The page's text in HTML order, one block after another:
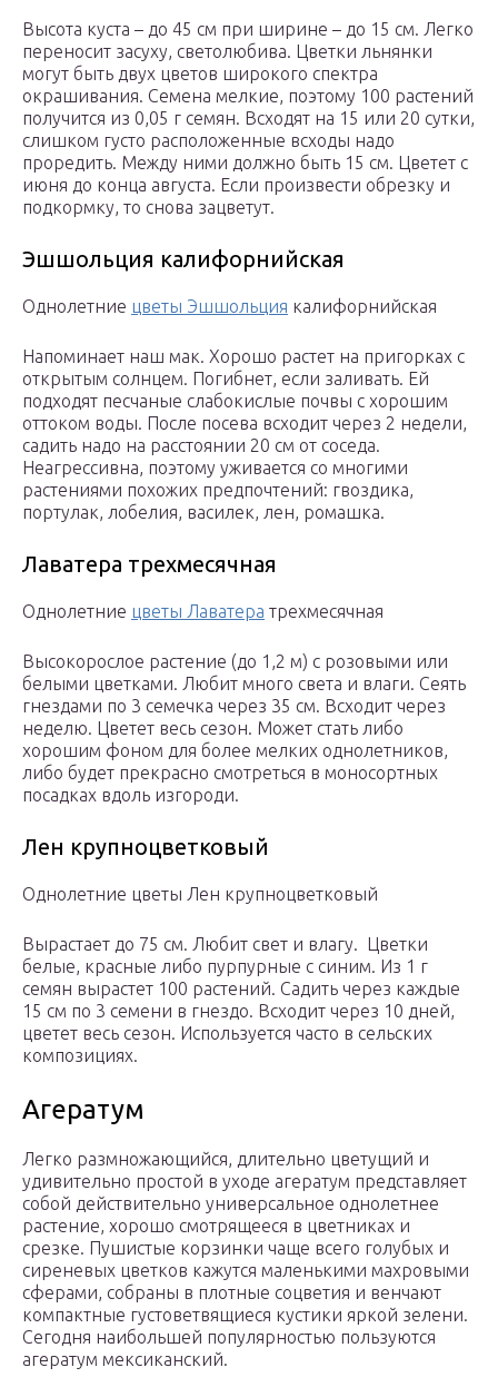
Высота куста – до 45 см при ширине – до 15 см. Легко
переносит засуху, светолюбива. Цветки льнянки
могут быть двух цветов широкого спектра
окрашивания. Семена мелкие, поэтому 100 растений
получится из 0,05 г семян. Всходят на 15 или 20 сутки,
слишком густо расположенные всходы надо
проредить. Между ними должно быть 15 см. Цветет с
июня до конца августа. Если произвести обрезку и
подкормку, то снова зацветут.
Эшшольция калифорнийская
Однолетние цветы Эшшольция калифорнийская
Напоминает наш мак. Хорошо растет на пригорках с
открытым солнцем. Погибнет, если заливать. Ей
подходят песчаные слабокислые почвы с хорошим
оттоком воды. После посева всходит через 2 недели,
садить надо на расстоянии 20 см от соседа.
Неагрессивна, поэтому уживается со многими
растениями похожих предпочтений: гвоздика,
портулак, лобелия, василек, лен, ромашка.
Лаватера трехмесячная
Однолетние цветы Лаватера трехмесячная
Высокорослое растение (до 1,2 м) с розовыми или
белыми цветками. Любит много света и влаги. Сеять
гнездами по 3 семечка через 35 см. Всходит через
неделю. Цветет весь сезон. Может стать либо
хорошим фоном для более мелких однолетников,
либо будет прекрасно смотреться в моносортных
посадках вдоль изгороди.
Лен крупноцветковый
Однолетние цветы Лен крупноцветковый
Вырастает до 75 см. Любит свет и влагу. Цветки
белые, красные либо пурпурные с синим. Из 1 г
семян вырастет 100 растений. Садить через каждые
15 см по 3 семени в гнездо. Всходит через 10 дней,
цветет весь сезон. Используется часто в сельских
композициях.
Агератум
Легко размножающийся, длительно цветущий и
удивительно простой в уходе агератум представляет
собой действительно универсальное однолетнее
растение, хорошо смотрящееся в цветниках и
срезке. Пушистые корзинки чаще всего голубых и
сиреневых цветков кажутся маленькими махровыми
сферами, собраны в плотные соцветия и венчают
компактные густоветвящиеся кустики яркой зелени.
Сегодня наибольшей популярностью пользуются
агератум мексиканский.